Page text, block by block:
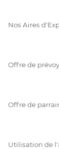
Nos Aires
Offre de
Offre de
Utilisation de